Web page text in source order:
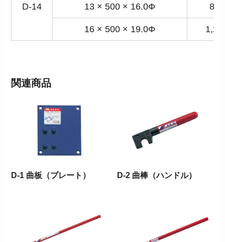
D-14 13 × 500 × 16.0Φ 890
16 × 500 × 19.0Φ
関連商品
D-1 曲板（プレート） D-2 曲棒（ハンドル）